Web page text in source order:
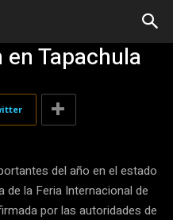
Tapachula
del año en el estado
de la Feria Internacional de
por las autoridades de